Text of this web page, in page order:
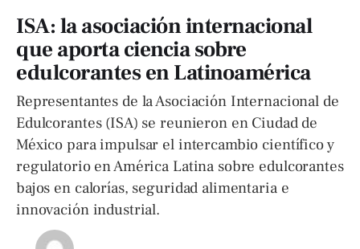
ISA: la asociación internacional
que aporta ciencia sobre
edulcorantes en Latinoamérica
Representantes de la Asociación Internacional de
Edulcorantes (ISA) se reunieron en Ciudad de
México para impulsar el intercambio científico y
regulatorio en América Latina sobre edulcorantes
bajos en calorías, seguridad alimentaria e
innovación industrial.